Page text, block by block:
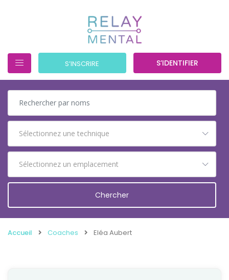
S’INSCRIRE S’IDENTIFIER
Accueil Coaches Eléa Aubert